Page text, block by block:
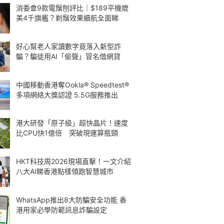
消委會9款電鬚刨評比｜$189平機媲
美4千旗艦？剃鬚效果續航全面睇
好心幫老人家讀數字竟落入新型詐
騙？騙徒用AI「偷聲」冒名借網貸
中國移動香港奪Ookla® Speedtest®
多項網絡大獎認證 5.5G服務推出
港大研發「原子級」超快晶片！速度
比CPU快1億倍 突破現運算瓶頸
HKT科技周2026現場直擊！一文介紹
八大AI睇香港點樣領跑智慧城市
WhatsApp推出8大防騙安全功能 香
港用家必學防範訊息詐騙設定